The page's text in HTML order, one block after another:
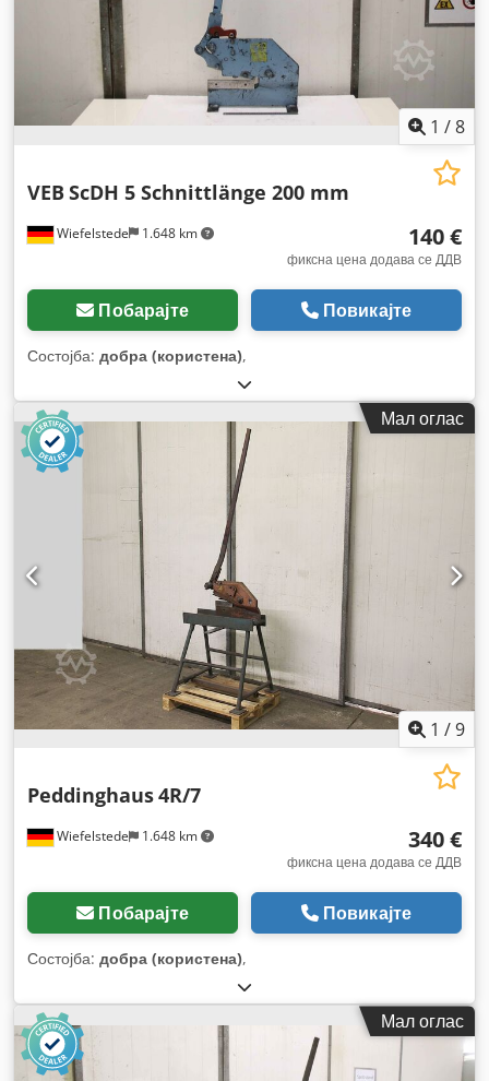
1 /8
Wiefelstede 1.648 km
VEB ScDH 5 Schnittlänge 200 mm
140 €
фиксна цена додава се ДДВ
Побарајте Повикајте
Состојба: добра (користена),
Мал оглас
1 /9
Wiefelstede 1.648 km
Peddinghaus4R/7
340 €
фиксна цена додава се ДДВ
Побарајте Повикајте
Состојба: добра (користена),
Мал оглас